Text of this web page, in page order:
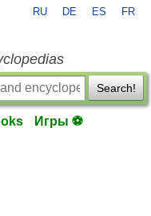
RU DE ES FR
Search!
Игры ⚽